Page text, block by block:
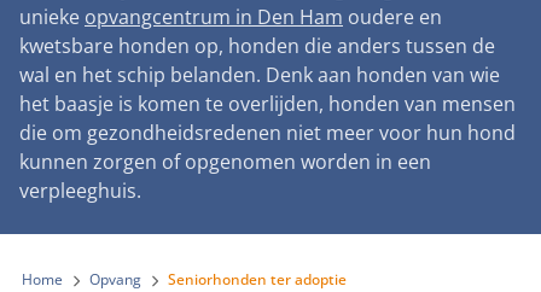
Landelijke registratie bijtincidenten
Verantwoord fokbeleid
Landelijk vuurwerkverbod
Verplichte pre-aanschaf cursus
Gemeentelijk meldpunt bijtincidenten
Lezingen
Symposium Gemeentelijk Dierenbeleid
Teken onze petitie
Steun als bedrijf
Adopteer een seniorhond
Sponsor een seniorhond
Steun als vrijwilliger
Wat wij doen
Onze organisatie
Samenwerking
Jaarverslag
Vacatures
Contactgegevens
Pers
Nieuws
Zoeken
unieke opvangcentrum in Den Ham oudere en
kwetsbare honden op, honden die anders tussen de
wal en het schip belanden. Denk aan honden van wie
het baasje is komen te overlijden, honden van mensen
die om gezondheidsredenen niet meer voor hun hond
kunnen zorgen of opgenomen worden in een
verpleeghuis.
Home Opvang Seniorhonden ter adoptie